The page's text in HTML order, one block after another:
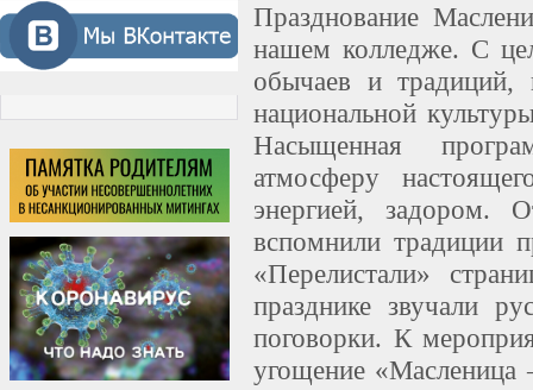
Празднование
нашем колледже. С
обычаев и традиций,
национальной
Насыщенная
атмосферу
энергией, задором.
вспомнили традиции
«Перелистали»
празднике звучали
поговорки. К
угощение